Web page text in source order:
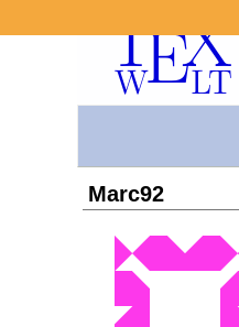
Marc92